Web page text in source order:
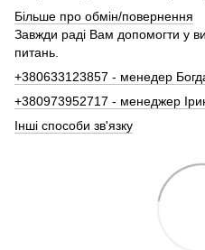
Більше про обмін/повернення
Завжди раді Вам допомогти у
питань.
+380633123857 - менедер
+380973952717 - менеджер
Інші способи зв'язку